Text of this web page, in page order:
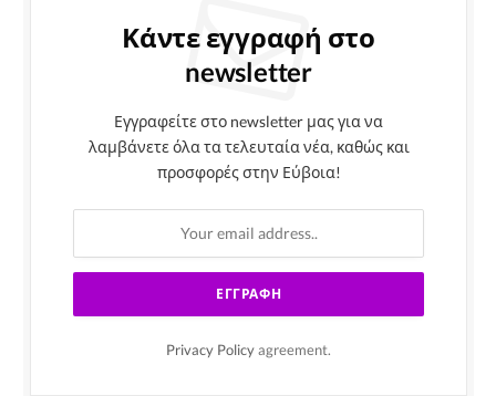
Κάντε εγγραφή στο
newsletter
Εγγραφείτε στο newsletter μας για να
λαμβάνετε όλα τα τελευταία νέα, καθώς και
προσφορές στην Εύβοια!
Privacy Policy agreement.